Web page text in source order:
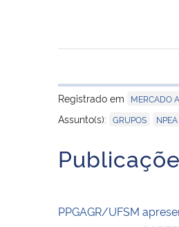
Registrado em
MERCADO
Assunto(s): GRUPOS NPEA
PPGAGR/UFSM